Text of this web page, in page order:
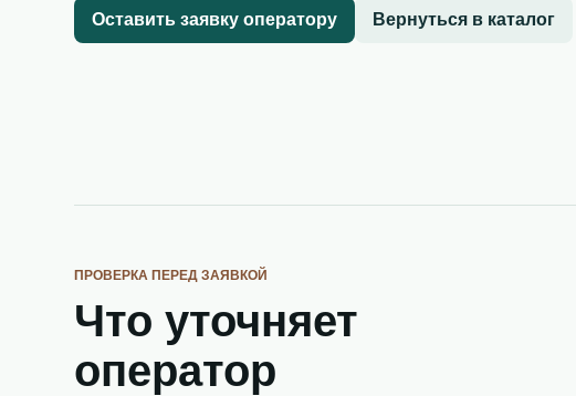
Оставить заявку оператору Вернуться в каталог
ПРОВЕРКА ПЕРЕД ЗАЯВКОЙ
Что уточняет
оператор